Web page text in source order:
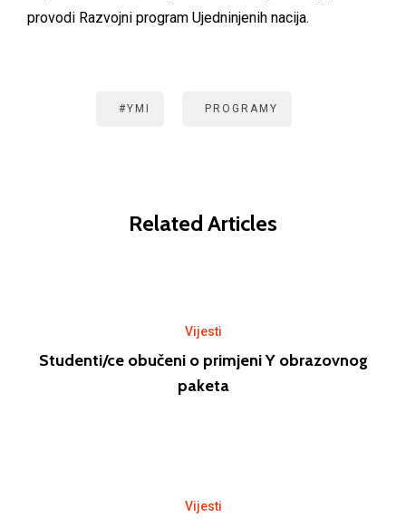
provodi Razvojni program Ujedninjenih nacija.
#YMI PROGRAMY
Related Articles
Vijesti
Studenti/ce obučeni o primjeni Y obrazovnog
paketa
Vijesti